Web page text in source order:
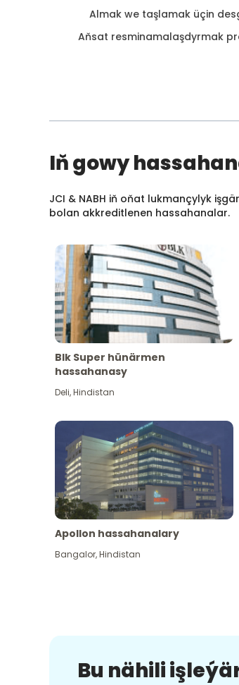
Almak we taşlamak üçin
Aňsat resminamalaşdyrmak
Iň gowy
JCI & NABH iň oňat lukmançylyk
bolan akkreditlenen hassahanalar.
Blk Super hünärmen
hassahanasy
Deli,Hindistan
Apollon hassahanalary
Bangalor,Hindistan
Bu nähili